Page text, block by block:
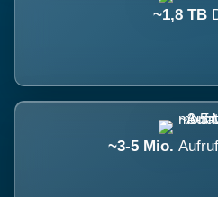
~1,8 TB
~3-5 Mio.